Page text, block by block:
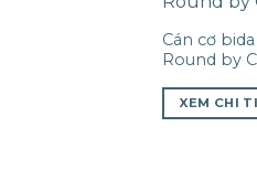
Cán cơ
Round by
XEM CHI